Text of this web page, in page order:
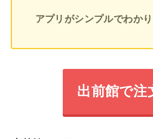
アプリがシンプルでわか
出前館で注